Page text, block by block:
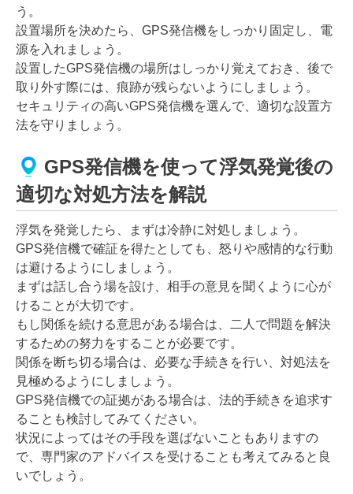
う。
設置場所を決めたら、GPS発信機をしっかり固定し、電
源を入れましょう。
設置したGPS発信機の場所はしっかり覚えておき、後で
取り外す際には、痕跡が残らないようにしましょう。
セキュリティの高いGPS発信機を選んで、適切な設置方
法を守りましょう。
GPS発信機を使って浮気発覚後の
適切な対処方法を解説
浮気を発覚したら、まずは冷静に対処しましょう。
GPS発信機で確証を得たとしても、怒りや感情的な行動
は避けるようにしましょう。
まずは話し合う場を設け、相手の意見を聞くように心が
けることが大切です。
もし関係を続ける意思がある場合は、二人で問題を解決
するための努力をすることが必要です。
関係を断ち切る場合は、必要な手続きを行い、対処法を
見極めるようにしましょう。
GPS発信機での証拠がある場合は、法的手続きを追求す
ることも検討してみてください。
状況によってはその手段を選ばないこともありますの
で、専門家のアドバイスを受けることも考えてみると良
いでしょう。